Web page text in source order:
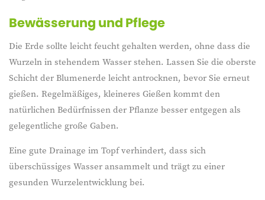
Bewässerung und Pflege
Die Erde sollte leicht feucht gehalten werden, ohne dass die
Wurzeln in stehendem Wasser stehen. Lassen Sie die oberste
Schicht der Blumenerde leicht antrocknen, bevor Sie erneut
gießen. Regelmäßiges, kleineres Gießen kommt den
natürlichen Bedürfnissen der Pflanze besser entgegen als
gelegentliche große Gaben.
Eine gute Drainage im Topf verhindert, dass sich
überschüssiges Wasser ansammelt und trägt zu einer
gesunden Wurzelentwicklung bei.